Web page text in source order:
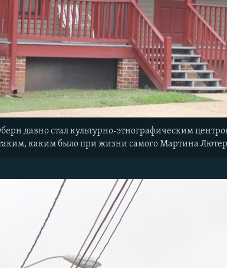
давно стал культурно-этнографическим
каким было при жизни самого Мартина